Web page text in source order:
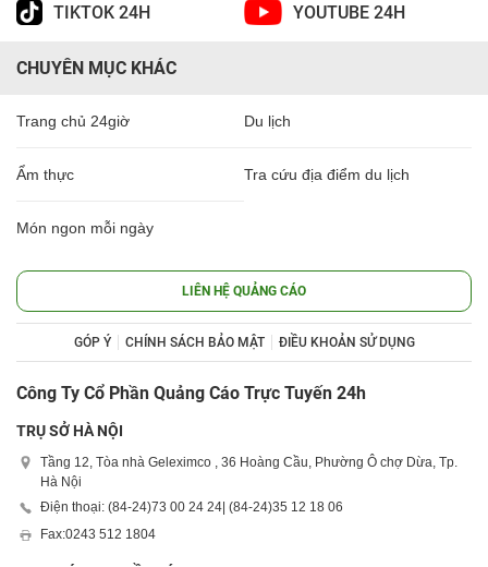
TIKTOK 24H YOUTUBE 24H
CHUYÊN MỤC KHÁC
Trang chủ 24giờ Du lịch
Ẩm thực Tra cứu địa điểm du lịch
Món ngon mỗi ngày
LIÊN HỆ QUẢNG CÁO
GÓP Ý CHÍNH SÁCH BẢO MẬT ĐIỀU KHOẢN SỬ DỤNG
Công Ty Cổ Phần Quảng Cáo Trực Tuyến 24h
TRỤ SỞ HÀ NỘI
Tầng 12, Tòa nhà Geleximco , 36 Hoàng Cầu, Phường Ô chợ Dừa, Tp.
Hà Nội
Điện thoại: (84-24)73 00 24 24 | (84-24)35 12 18 06
Fax:0243 512 1804